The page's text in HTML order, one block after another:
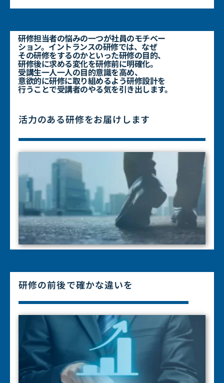
研修担当者の悩みの一つが社員のモチベー
ション。イントランスの研修では、なぜ
その研修をするのかといった研修の目的、
研修後に求める変化を研修前に明確化。
受講生一人一人の目的意識を高め、
意欲的に研修に取り組めるよう研修設計を
行うことで受講者のやる気を引き出します。
活力のある研修をお届けします
研修の前後で確かな違いを